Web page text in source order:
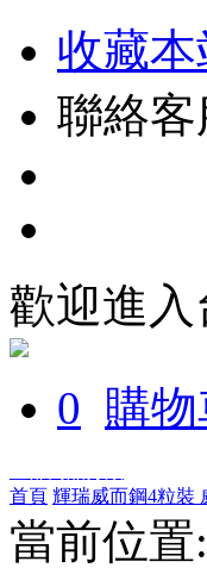
收藏本
聯絡客
歡迎進
0 購
首頁 輝瑞威而鋼4粒裝
當前位置: